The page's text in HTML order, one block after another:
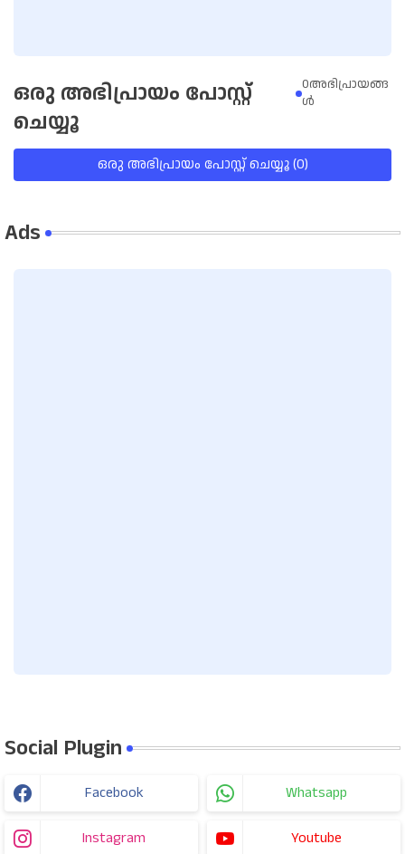
ഒരു അഭിപ്രായം പോസ്റ്റ്
ചെയ്യൂ
0അഭിപ്രായങ്ങ
ള്‍
ഒരു അഭിപ്രായം പോസ്റ്റ് ചെയ്യൂ (0)
Ads
Social Plugin
Facebook Whatsapp
Instagram Youtube